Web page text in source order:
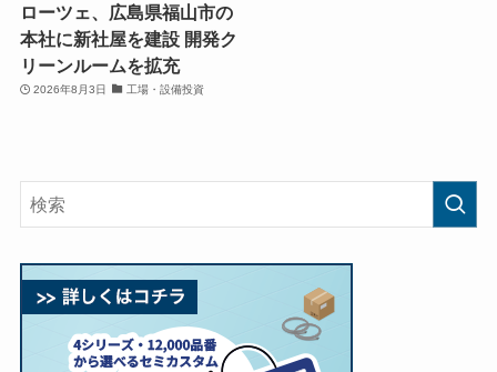
ローツェ、広島県福山市の
本社に新社屋を建設 開発ク
リーンルームを拡充
2026年8月3日 工場・設備投資